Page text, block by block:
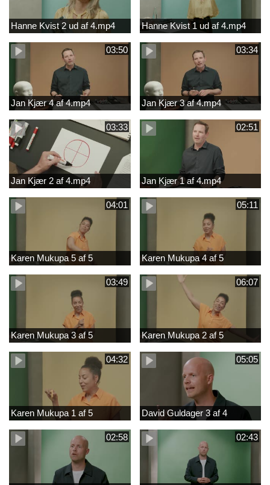
Hanne Kvist 2 ud af 4.mp4 Hanne Kvist 1 ud af 4.mp4
03:50
Jan Kjær 4 af 4.mp4
03:34
Jan Kjær 3 af 4.mp4
03:33
Jan Kjær 2 af 4.mp4
02:51
Jan Kjær 1 af 4.mp4
04:01
Karen Mukupa 5 af 5
05:11
Karen Mukupa 4 af 5
03:49
Karen Mukupa 3 af 5
06:07
Karen Mukupa 2 af 5
04:32
Karen Mukupa 1 af 5
05:05
David Guldager 3 af 4
02:58 02:43